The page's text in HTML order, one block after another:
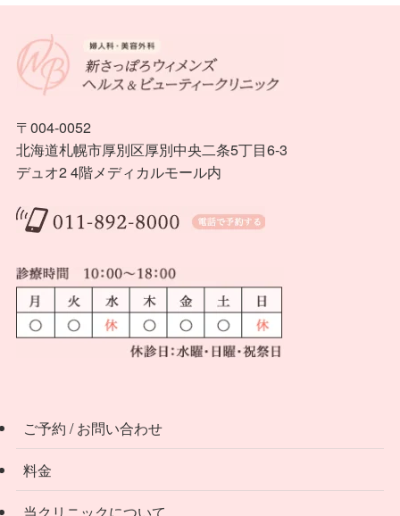
〒004-0052
北海道札幌市厚別区厚別中央二条5丁目6-3
デュオ2 4階メディカルモール内
ご予約 / お問い合わせ
料金